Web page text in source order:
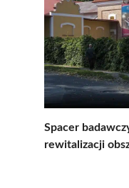
Spacer
rewitalizacji